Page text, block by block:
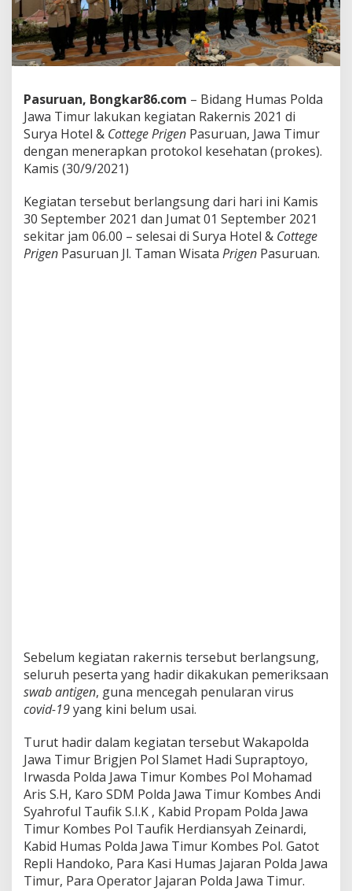
s
i
P
u
b
k
,
H
u
m
a
P
o
l
a
a
s
Pasuruan, Bongkar86.com – Bidang Humas Polda
Jawa Timur lakukan kegiatan Rakernis 2021 di
Surya Hotel & Cottege Prigen Pasuruan, Jawa Timur
dengan menerapkan protokol kesehatan (prokes).
Kamis (30/9/2021)
Kegiatan tersebut berlangsung dari hari ini Kamis
30 September 2021 dan Jumat 01 September 2021
sekitar jam 06.00 – selesai di Surya Hotel & Cottege
Prigen Pasuruan Jl. Taman Wisata Prigen Pasuruan.
Sebelum kegiatan rakernis tersebut berlangsung,
seluruh peserta yang hadir dikakukan pemeriksaan
swab antigen, guna mencegah penularan virus
covid-19yang kini belum usai.
Turut hadir dalam kegiatan tersebut Wakapolda
Jawa Timur Brigjen Pol Slamet Hadi Supraptoyo,
Irwasda Polda Jawa Timur Kombes Pol Mohamad
Aris S.H, Karo SDM Polda Jawa Timur Kombes Andi
Syahroful Taufik S.I.K , Kabid Propam Polda Jawa
Timur Kombes Pol Taufik Herdiansyah Zeinardi,
Kabid Humas Polda Jawa Timur Kombes Pol. Gatot
Repli Handoko, Para Kasi Humas Jajaran Polda Jawa
Timur, Para Operator Jajaran Polda Jawa Timur.